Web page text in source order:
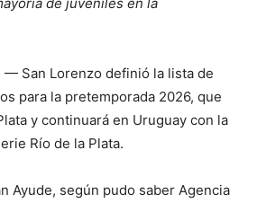
— San Lorenzo definió la lista de
para la pretemporada 2026, que
y continuará en Uruguay con la
Río de la Plata.
Ayude, según pudo saber Agencia